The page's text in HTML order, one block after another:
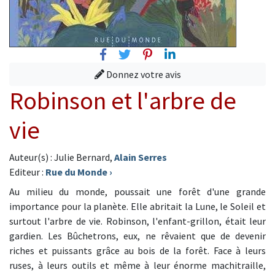
FacebookTwitterPinterest
Linkedin
Donnez votre avis
Robinson et l'arbre de
vie
Auteur(s) : Julie Bernard, Alain Serres
Editeur : Rue du Monde ›
Au milieu du monde, poussait une forêt d'une grande
importance pour la planète. Elle abritait la Lune, le Soleil et
surtout l'arbre de vie. Robinson, l'enfant-grillon, était leur
gardien. Les Bûchetrons, eux, ne rêvaient que de devenir
riches et puissants grâce au bois de la forêt. Face à leurs
ruses, à leurs outils et même à leur énorme machitraille,